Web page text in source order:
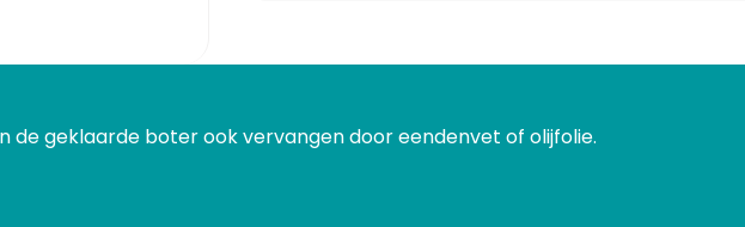
de geklaarde boter ook vervangen door eendenvet of olijfolie.